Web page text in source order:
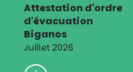
Attestation d'ordre
d'évacuation
Biganos
Juillet 2026